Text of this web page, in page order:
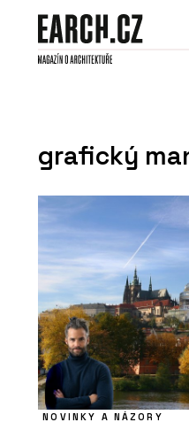
grafický
NOVINKY A NÁZORY